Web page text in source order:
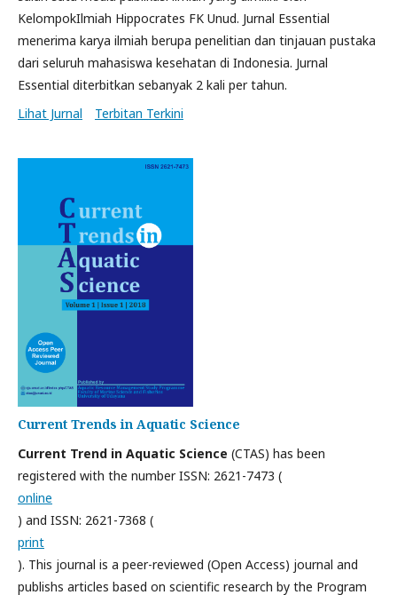
KelompokIlmiah Hippocrates FK Unud. Jurnal Essential
menerima karya ilmiah berupa penelitian dan tinjauan pustaka
dari seluruh mahasiswa kesehatan di Indonesia. Jurnal
Essential diterbitkan sebanyak 2 kali per tahun.
Lihat Jurnal
Terbitan Terkini
Current Trends in Aquatic Science
Current Trend in Aquatic Science (CTAS) has been
registered with the number ISSN: 2621-7473 (
online
) and ISSN: 2621-7368 (
print
). This journal is a peer-reviewed (Open Access) journal and
publishs articles based on scientific research by the Program